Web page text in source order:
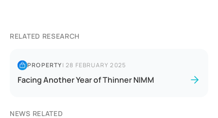
RELATED RESEARCH
PROPERTY|28 FEBRUARY 2025
Facing Another Year of Thinner NIMM
NEWS RELATED